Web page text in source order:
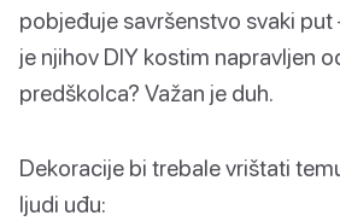
pobjeđuje savršenstvo svaki put
je njihov DIY kostim napravljen
predškolca? Važan je duh.
Dekoracije bi trebale vrištati
ljudi uđu: